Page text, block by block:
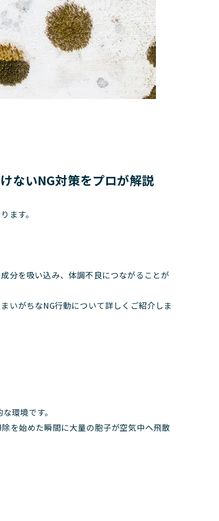
ないNG対策をプロが解説
ます。
分を吸い込み、体調不良につながることが
いがちなNG行動について詳しくご紹介しま
環境です。
を始めた瞬間に大量の胞子が空気中へ飛散